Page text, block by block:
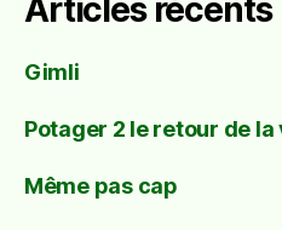
Articles récents
Gimli
Potager 2 le retour de
Même pas cap